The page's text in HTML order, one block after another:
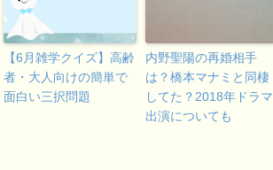
【6月雑学クイズ】高齢
者・大人向けの簡単で
面白い三択問題
内野聖陽の再婚相手
は？橋本マナミと同棲
してた？2018年ドラマ
出演についても